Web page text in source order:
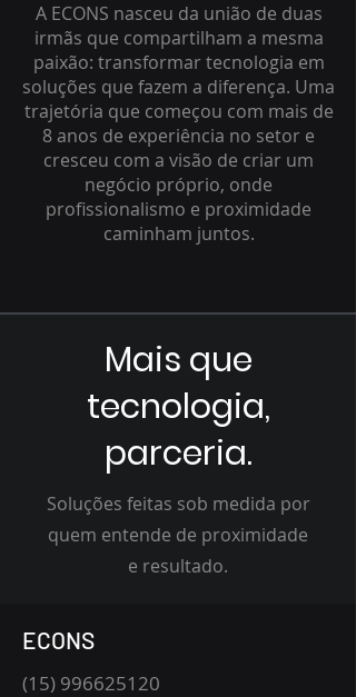
A ECONS nasceu da união de duas
irmãs que compartilham a mesma
paixão: transformar tecnologia em
soluções que fazem a diferença. Uma
trajetória que começou com mais de
8 anos de experiência no setor e
cresceu com a visão de criar um
negócio próprio, onde
profissionalismo e proximidade
caminham juntos.
Mais que
tecnologia,
parceria.
Soluções feitas sob medida por
quem entende de proximidade
e resultado.
ECONS
(15) 996625120